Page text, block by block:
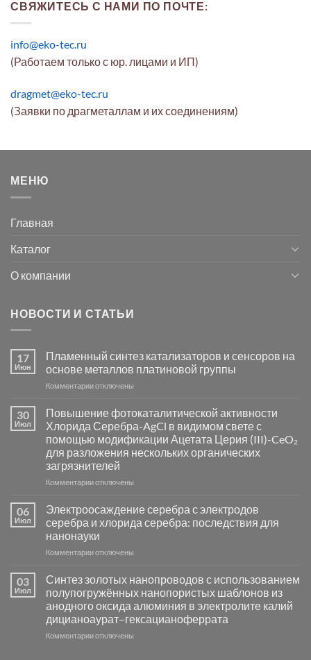
СВЯЖИТЕСЬ С НАМИ ПО ПОЧТЕ:
info@eko-tec.ru
(Работаем только с юр. лицами и ИП)
dragmet@eko-tec.ru
(Заявки по драгметаллам и их соединениям)
МЕНЮ
Главная
Каталог
О компании
НОВОСТИ И СТАТЬИ
17
Июн
Пламенный синтез катализаторов и сенсоров на
основе металлов платиновой группы
Комментариик
Пламенный
синтез
катализаторов
и
сенсоров
на
основе
группы
отключены
30
Июл
Повышение фотокаталитической активности
Хлорида Серебра-AgCl в видимом свете с
помощью модификации Ацетата Церия (III)-CeO₂
для разложения нескольких органических
загрязнителей
Комментариик
фотокаталитической
активности
Хлорида
Серебра-
в
видимом
свете
с
помощью
модификации
отключены
06
Июл
Электроосаждение серебра с электродов
серебра и хлорида серебра: последствия для
нанонауки
Комментариик
серебра
с
электродов
серебра
и
отключены
03
Июл
Синтез золотых нанопроводов с использованием
полупогружённых нанопористых шаблонов из
анодного оксида алюминия в электролите калий
дицианоаурат–гексацианоферрата
Комментариикотключены